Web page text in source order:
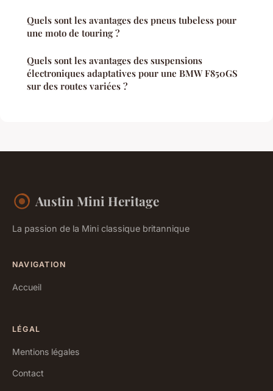
Quels sont les avantages des pneus tubeless pour
une moto de touring ?
Quels sont les avantages des suspensions
électroniques adaptatives pour une BMW F850GS
sur des routes variées ?
Austin Mini Heritage
La passion de la Mini classique britannique
NAVIGATION
Accueil
LÉGAL
Mentions légales
Contact